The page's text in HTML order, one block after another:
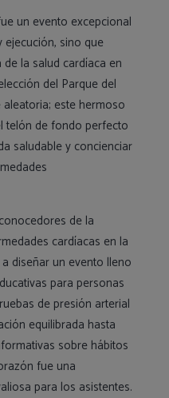
un evento excepcional
sino que
la salud cardíaca en
del Parque del
este hermoso
telón de fondo perfecto
saludable y concienciar
de la
cardíacas en la
diseñar un evento lleno
para personas
de presión arterial
equilibrada hasta
sobre hábitos
fue una
para los asistentes.